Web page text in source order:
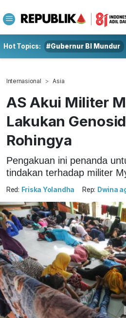
Hot Topics: #Gubernur BI Mundur
Internasional Asia
AS Akui Militer
Lakukan
Rohingya
Pengakuan ini penanda
tindakan terhadap militer
Red: Friska Yolandha Rep: Dwina